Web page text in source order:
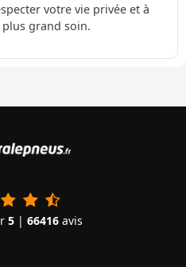
votre vie privée et à
grand soin.
5 | 66416 avis